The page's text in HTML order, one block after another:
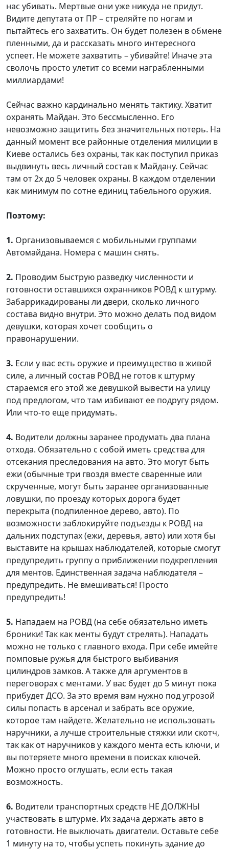
нас убивать. Мертвые они уже никуда не придут.
Видите депутата от ПР – стреляйте по ногам и
пытайтесь его захватить. Он будет полезен в обмене
пленными, да и рассказать много интересного
успеет. Не можете захватить – убивайте! Иначе эта
сволочь просто улетит со всеми награбленными
миллиардами!
Сейчас важно кардинально менять тактику. Хватит
охранять Майдан. Это бессмысленно. Его
невозможно защитить без значительных потерь. На
данный момент все районные отделения милиции в
Киеве остались без охраны, так как поступил приказ
выдвинуть весь личный состав к Майдану. Сейчас
там от 2х до 5 человек охраны. В каждом отделении
как минимум по сотне единиц табельного оружия.
Поэтому:
1. Организовываемся с мобильными группами
Автомайдана. Номера с машин снять.
2. Проводим быструю разведку численности и
готовности оставшихся охранников РОВД к штурму.
Забаррикадированы ли двери, сколько личного
состава видно внутри. Это можно делать под видом
девушки, которая хочет сообщить о
правонарушении.
3. Если у вас есть оружие и преимущество в живой
силе, а личный состав РОВД не готов к штурму
стараемся его этой же девушкой вывести на улицу
под предлогом, что там избивают ее подругу рядом.
Или что-то еще придумать.
4. Водители должны заранее продумать два плана
отхода. Обязательно с собой иметь средства для
отсекания преследования на авто. Это могут быть
ежи (обычные три гвоздя вместе сваренные или
скрученные, могут быть заранее организованные
ловушки, по проезду которых дорога будет
перекрыта (подпиленное дерево, авто). По
возможности заблокируйте подъезды к РОВД на
дальних подступах (ежи, деревья, авто) или хотя бы
выставите на крышах наблюдателей, которые смогут
предупредить группу о приближении подкрепления
для ментов. Единственная задача наблюдателя –
предупредить. Не вмешиваться! Просто
предупредить!
5. Нападаем на РОВД (на себе обязательно иметь
броники! Так как менты будут стрелять). Нападать
можно не только с главного входа. При себе имейте
помповые ружья для быстрого выбивания
цилиндров замков. А также для аргументов в
переговорах с ментами. У вас будет до 5 минут пока
прибудет ДСО. За это время вам нужно под угрозой
силы попасть в арсенал и забрать все оружие,
которое там найдете. Желательно не использовать
наручники, а лучше строительные стяжки или скотч,
так как от наручников у каждого мента есть ключи, и
вы потеряете много времени в поисках ключей.
Можно просто оглушать, если есть такая
возможность.
6. Водители транспортных средств НЕ ДОЛЖНЫ
участвовать в штурме. Их задача держать авто в
готовности. Не выключать двигатели. Оставьте себе
1 минуту на то, чтобы успеть покинуть здание до